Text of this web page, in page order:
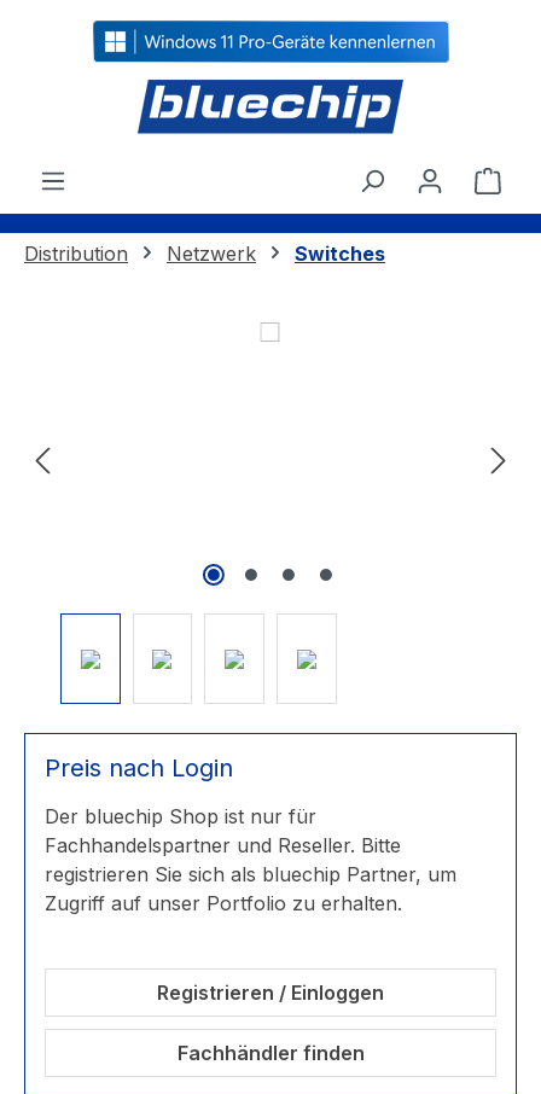
springen
Distribution Netzwerk Switches
Bildergalerie überspringen
Preis nach Login
Der bluechip Shop ist nur für
Fachhandelspartner und Reseller. Bitte
registrieren Sie sich als bluechip Partner, um
Zugriff auf unser Portfolio zu erhalten.
Registrieren / Einloggen
Fachhändler finden